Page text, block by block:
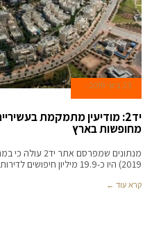
23 ביוני 2019
יד2: מודיעין מתמקמת
מחופשות בארץ
2019) היו כ-19.9 מיליון חיפושים לדירות יד שנייה לרכישה
קרא עוד ←